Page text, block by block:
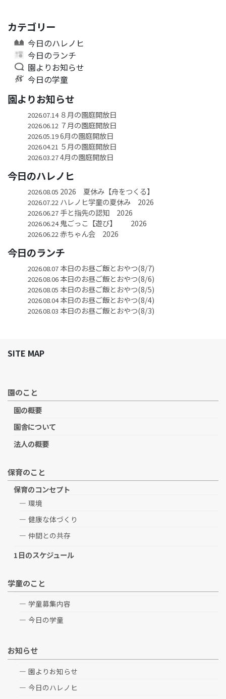
カテゴリー
今日のハレノヒ
今日のランチ
園よりお知らせ
今日の学童
園よりお知らせ
2026.07.14８月の園庭開放日
2026.06.12 ７月の園庭開放日
2026.05.196月の園庭開放日
2026.04.21 ５月の園庭開放日
2026.03.274月の園庭開放日
今日のハレノヒ
2026.08.05 2026 夏休み【舟をつくる】
2026.07.22 ハレノヒ学童の夏休み 2026
2026.06.27手と指先の認知 2026
2026.06.24鬼ごっこ【遊び】 2026
2026.06.22 赤ちゃん会 2026
今日のランチ
2026.08.07本日のお昼ご飯とおやつ(8/7)
2026.08.06本日のお昼ご飯とおやつ(8/6)
2026.08.05 本日のお昼ご飯とおやつ(8/5)
2026.08.04本日のお昼ご飯とおやつ(8/4)
2026.08.03 本日のお昼ご飯とおやつ(8/3)
SITE MAP
園のこと
園の概要
園舎について
法人の概要
保育のこと
保育のコンセプト
環境
健康な体づくり
仲間との共存
1日のスケジュール
学童のこと
学童募集内容
今日の学童
お知らせ
園よりお知らせ
今日のハレノヒ